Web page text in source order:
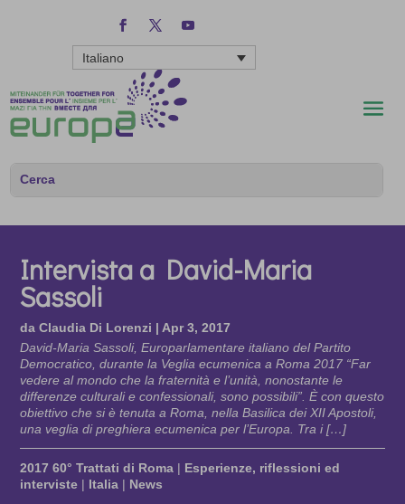
Italiano
Intervista a David-Maria
Sassoli
daClaudia Di Lorenzi | Apr 3, 2017
David-Maria Sassoli, Europarlamentare italiano del Partito
Democratico, durante la Veglia ecumenica a Roma 2017 “Far
vedere al mondo che la fraternità e l’unità, nonostante le
differenze culturali e confessionali, sono possibili”. È con questo
obiettivo che si è tenuta a Roma, nella Basilica dei XII Apostoli,
una veglia di preghiera ecumenica per l’Europa. Tra i […]
2017 60° Trattati di Roma | Esperienze, riflessioni ed
interviste | Italia | News